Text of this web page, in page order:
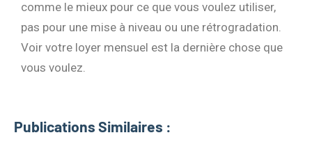
comme le mieux pour ce que vous voulez utiliser,
pas pour une mise à niveau ou une rétrogradation.
Voir votre loyer mensuel est la dernière chose que
vous voulez.
Publications Similaires :